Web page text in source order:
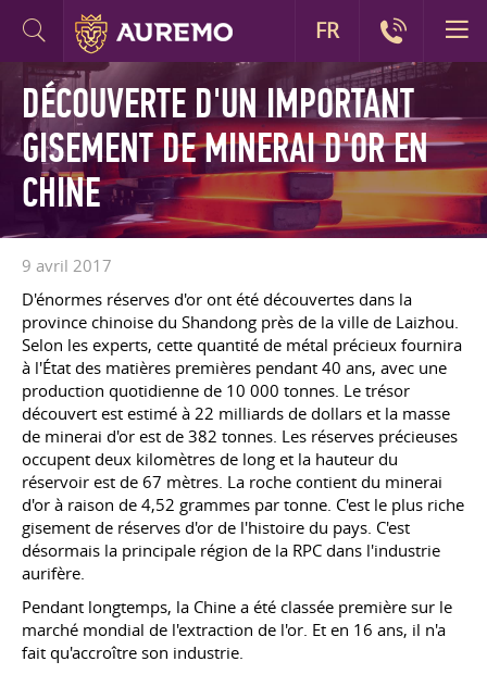
DÉCOUVERTE D'UN IMPORTANT
GISEMENT DE MINERAI D'OR EN
CHINE
9 avril 2017
D'énormes réserves d'or ont été découvertes dans la
province chinoise du Shandong près de la ville de Laizhou.
Selon les experts, cette quantité de métal précieux fournira
à l'État des matières premières pendant 40 ans, avec une
production quotidienne de 10 000 tonnes. Le trésor
découvert est estimé à 22 milliards de dollars et la masse
de minerai d'or est de 382 tonnes. Les réserves précieuses
occupent deux kilomètres de long et la hauteur du
réservoir est de 67 mètres. La roche contient du minerai
d'or à raison de 4,52 grammes par tonne. C'est le plus riche
gisement de réserves d'or de l'histoire du pays. C'est
désormais la principale région de la RPC dans l'industrie
aurifère.
Pendant longtemps, la Chine a été classée première sur le
marché mondial de l'extraction de l'or. Et en 16 ans, il n'a
fait qu'accroître son industrie.
FR